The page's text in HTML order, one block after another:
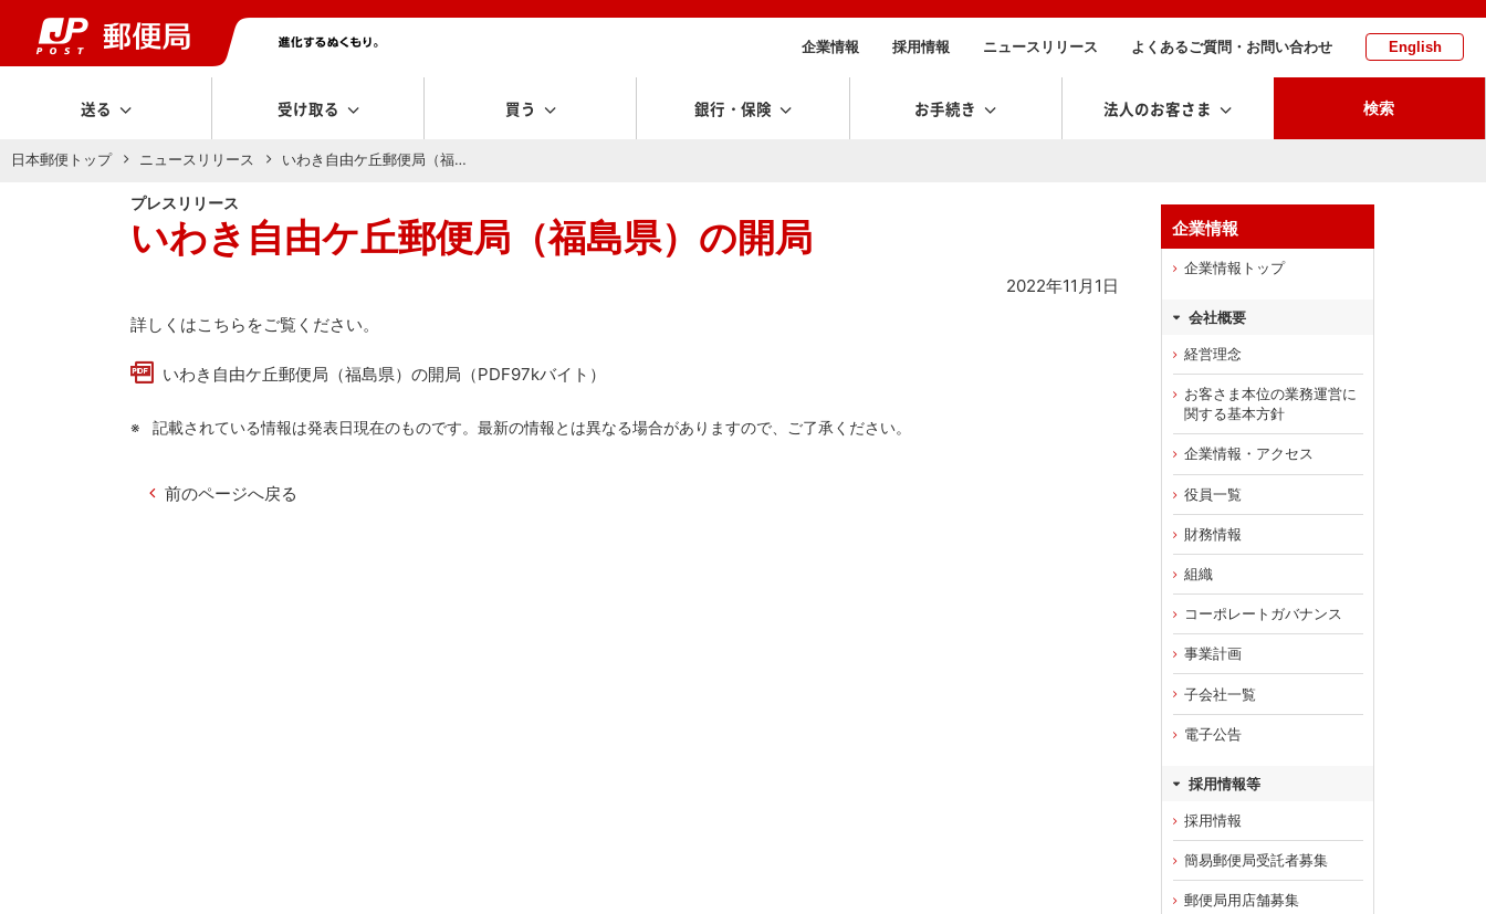
企業情報 採用情報 ニュースリリース よくあるご質問・お問い合わせ English
送る 受け取る 買う 銀行・保険 お手続き 法人のお客さま 検索
日本郵便トップ ニュースリリース いわき自由ケ丘郵便局（福…
プレスリリース
いわき自由ケ丘郵便局（福島県）の開局
2022年11月1日
詳しくはこちらをご覧ください。
いわき自由ケ丘郵便局（福島県）の開局（PDF97kバイト）
記載されている情報は発表日現在のものです。最新の情報とは異なる場合がありますので、ご了承ください。
前のページへ戻る
企業情報
企業情報トップ
会社概要
経営理念
お客さま本位の業務運営に
関する基本方針
企業情報・アクセス
役員一覧
財務情報
組織
コーポレートガバナンス
事業計画
子会社一覧
電子公告
採用情報等
採用情報
簡易郵便局受託者募集
郵便局用店舗募集